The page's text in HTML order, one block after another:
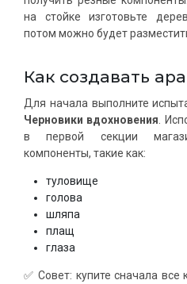
на стойке изготовьте
потом можно будет
Как создавать
Для начала выполните
Черновики вдохновения .
в первой секции
компоненты, такие как:
туловище
голова
шляпа
плащ
глаза
✅ Совет: купите сначала